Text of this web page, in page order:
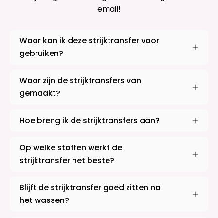
email!
Waar kan ik deze strijktransfer voor
gebruiken?
Waar zijn de strijktransfers van
gemaakt?
Hoe breng ik de strijktransfers aan?
Op welke stoffen werkt de
strijktransfer het beste?
Blijft de strijktransfer goed zitten na
het wassen?